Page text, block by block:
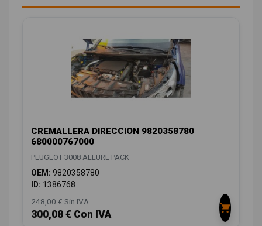
CREMALLERA DIRECCION 9820358780
680000767000
PEUGEOT 3008 ALLURE PACK
OEM: 9820358780
ID: 1386768
248,00 € Sin IVA
300,08 € Con IVA